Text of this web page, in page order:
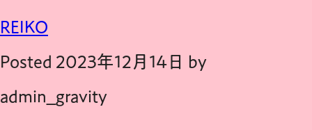
REIKO
Posted 2023年12月14日 by
admin_gravity